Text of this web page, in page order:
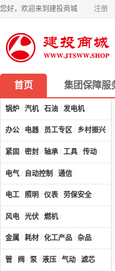
您好，欢迎来到建投商城 注册
首页 集团保障服
锅炉 / 汽机/ 石油 / 发电机/
办公 / 电器 / 员工专区 / 乡村振兴 /
紧固 / 密封 / 轴承 / 工具 / 传动
电气 / 自动控制 / 通信
电工 / 照明 / 仪表 / 劳保安全 /
风电 / 光伏 / 燃机/
金属 / 耗材 / 化工产品 / 杂品 /
管 / 阀 / 泵 / 液压 / 气动 / 滤芯